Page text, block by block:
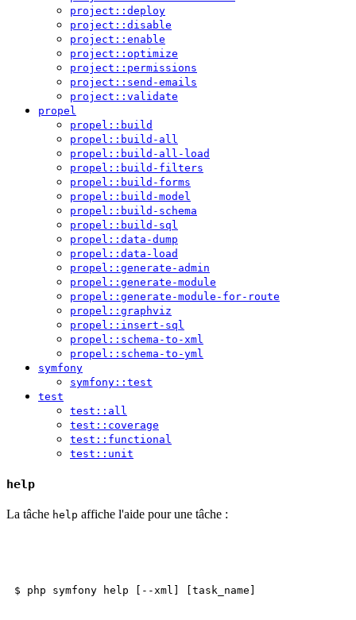
project::deploy
project::disable
project::enable
project::optimize
project::permissions
project::send-emails
project::validate
propel
propel::build
propel::build-all
propel::build-all-load
propel::build-filters
propel::build-forms
propel::build-model
propel::build-schema
propel::build-sql
propel::data-dump
propel::data-load
propel::generate-admin
propel::generate-module
propel::generate-module-for-route
propel::graphviz
propel::insert-sql
propel::schema-to-xml
propel::schema-to-yml
symfony
symfony::test
test
test::all
test::coverage
test::functional
test::unit
help
La tâche help affiche l'aide pour une tâche :